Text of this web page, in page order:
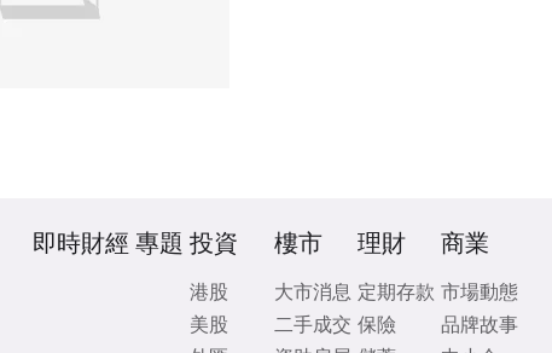
即時財經 專題 投資
港股
美股
樓市
大市消息
二手成交
理財
定期存款
保險
商業
市場動態
品牌故事